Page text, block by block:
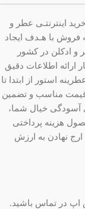
اینترنتـی عطر و
با بیش از 20 سال سابقه فروش با هـدف ایجاد
و ادکلن در کشور
ارائه اطلاعات دقیق
استور از ابتدا تا
قیمت مناسب و تضمین
آسودگی خیال شما،
هزینه پرداختی
نهادن به ارزش
اپ در تماس باشید.